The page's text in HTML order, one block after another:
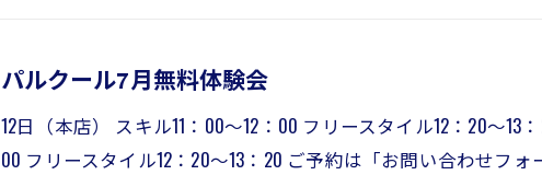
パルクール7月無料体験会
12日（本店） スキル11：00～12：00 フリースタイル12：20～13
00 フリースタイル12：20～13：20 ご予約は「お問い合わせフ